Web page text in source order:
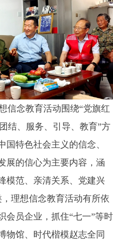
信念教育活动围绕“党旗红
结、服务、引导、教育”方
特色社会主义的信念、
展的信心为主要内容，涵
模范、亲清关系、党建兴
理想信念教育活动有所依
会员企业，抓住“七一”等时
物馆、时代楷模赵志全同